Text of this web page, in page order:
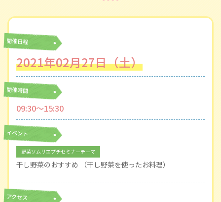
開催日程
2021年02月27日（土）
開催時間
09:30〜15:30
イベント
野菜ソムリエプチセミナーテーマ
干し野菜のおすすめ （干し野菜を使ったお料理）
アクセス